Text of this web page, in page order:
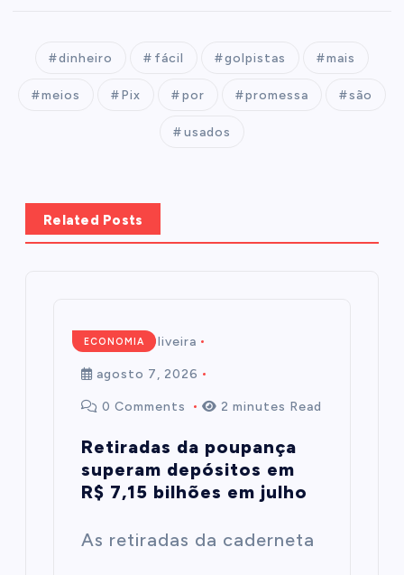
dinheiro fácil golpistas mais
meios Pix por promessa são
usados
Related Posts
ECONOMIA
Mairim de Oliveira
agosto 7, 2026
0 Comments 2 minutes Read
Retiradas da poupança
superam depósitos em
R$ 7,15 bilhões em julho
As retiradas da caderneta